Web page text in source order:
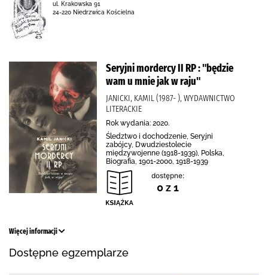
ul. Krakowska 91
24-220 Niedrzwica Kościelna
Seryjni mordercy II RP : "będzie
wam u mnie jak w raju"
JANICKI, KAMIL (1987- ), WYDAWNICTWO
LITERACKIE
Rok wydania: 2020.
Śledztwo i dochodzenie, Seryjni
zabójcy, Dwudziestolecie
międzywojenne (1918-1939), Polska,
Biografia, 1901-2000, 1918-1939
dostępne:
0 z 1
Więcej informacji
Dostępne egzemplarze